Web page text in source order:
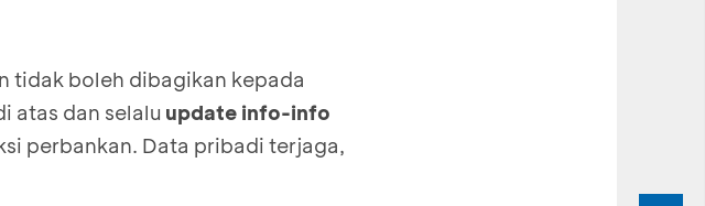
tidak boleh dibagikan kepada
atas dan selalu update info-info
perbankan. Data pribadi terjaga,